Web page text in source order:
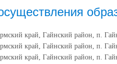
край, Гайнский район, п.
край, Гайнский район, п.
край, Гайнский район, п.